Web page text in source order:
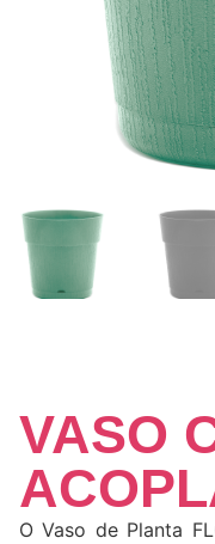
VASO
O Vaso de Planta